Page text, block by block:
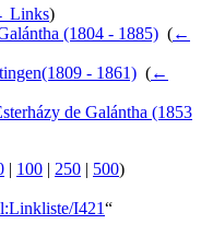
Links)
(1804 - 1885) (←
- 1861) (←
de Galántha (1853
| 100 | 250 | 500)
I421“